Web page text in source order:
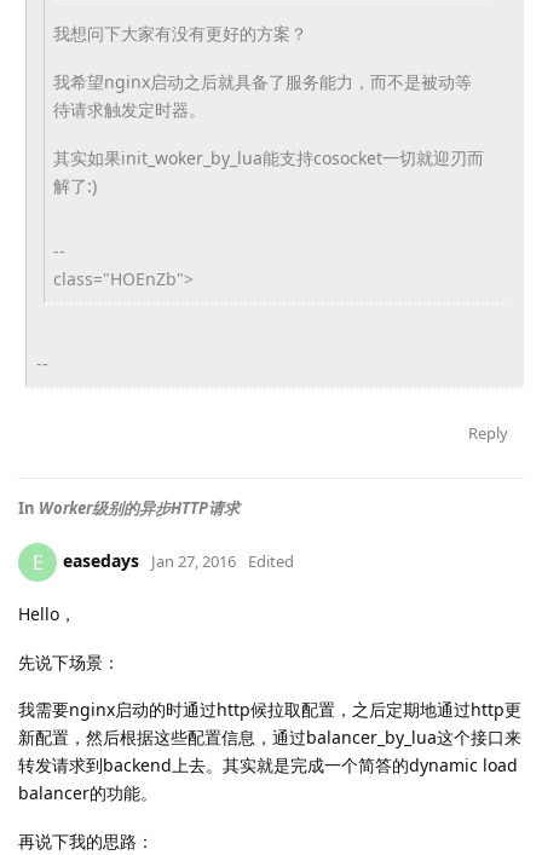
我想问下大家有没有更好的方案？
我希望nginx启动之后就具备了服务能力，而不是被动等
待请求触发定时器。
其实如果init_woker_by_lua能支持cosocket一切就迎刃而
解了:)
--
class="HOEnZb">
--
Reply
In Worker级别的异步HTTP请求
E easedays Jan 27, 2016 Edited
Hello，
先说下场景：
我需要nginx启动的时通过http候拉取配置，之后定期地通过http更
新配置，然后根据这些配置信息，通过balancer_by_lua这个接口来
转发请求到backend上去。其实就是完成一个简答的dynamic load
balancer的功能。
再说下我的思路：